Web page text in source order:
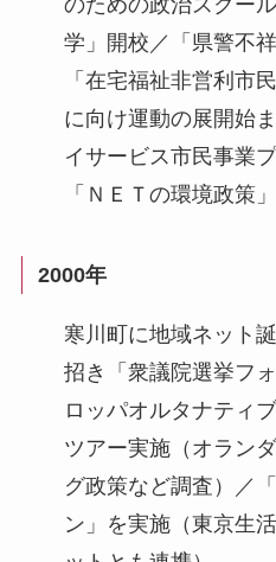
のための政治スクー
学」開校／「県警不
「在宅福祉非営利市
に向け運動の展開始
イサービス市民事業
「ＮＥＴの環境政策
2000年
寒川町に地域ネット
招き「衆議院選挙フ
ロッパオルタナティ
ツアー実施（オラン
グ政策など調査）／
ン」を実施（東京生